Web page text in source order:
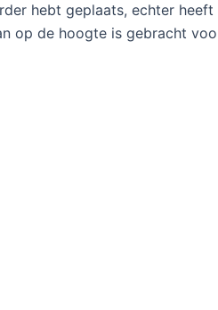
hebt geplaats, echter
op de hoogte is gebracht